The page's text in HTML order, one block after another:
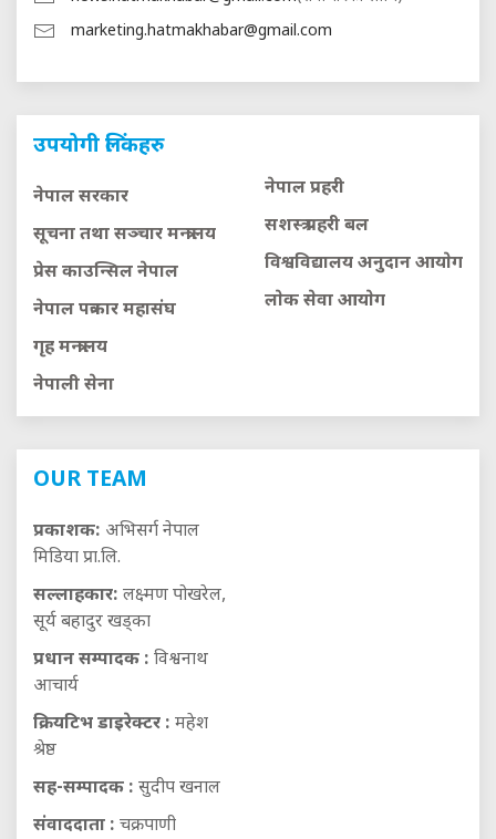
marketing.hatmakhabar@gmail.com
उपयोगी लिंकहरु
नेपाल सरकार
सूचना तथा सञ्चार मन्त्रालय
प्रेस काउन्सिल नेपाल
नेपाल पत्रकार महासंघ
गृह मन्त्रालय
नेपाली सेना
नेपाल प्रहरी
सशस्त्र प्रहरी बल
विश्वविद्यालय अनुदान आयाेग
लाेक सेवा आयाेग
OUR TEAM
प्रकाशक: अभिसर्ग नेपाल
मिडिया प्रा.लि.
सल्लाहकार: लक्ष्मण पोखरेल,
सूर्य बहादुर खड्का
प्रधान सम्पादक : विश्वनाथ
आचार्य
क्रियटिभ डाइरेक्टर : महेश
श्रेष्ठ
सह-सम्पादक : सुदीप खनाल
संवाददाता : चक्रपाणी